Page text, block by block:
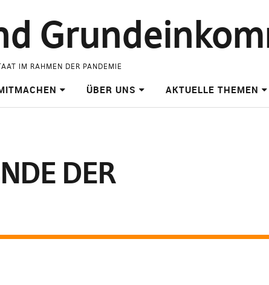
IM RAHMEN DER PANDEMIE
ÜBER UNS AKTUELLE THEMEN
DER